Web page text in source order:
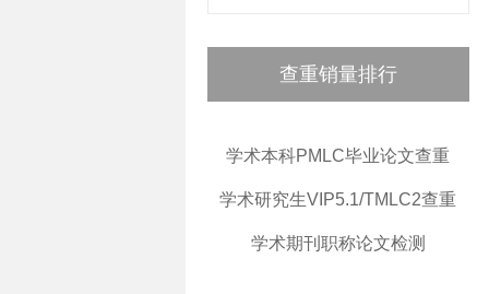
查重销量排行
学术本科PMLC毕业论文查重
学术研究生VIP5.1/TMLC2查重
学术期刊职称论文检测